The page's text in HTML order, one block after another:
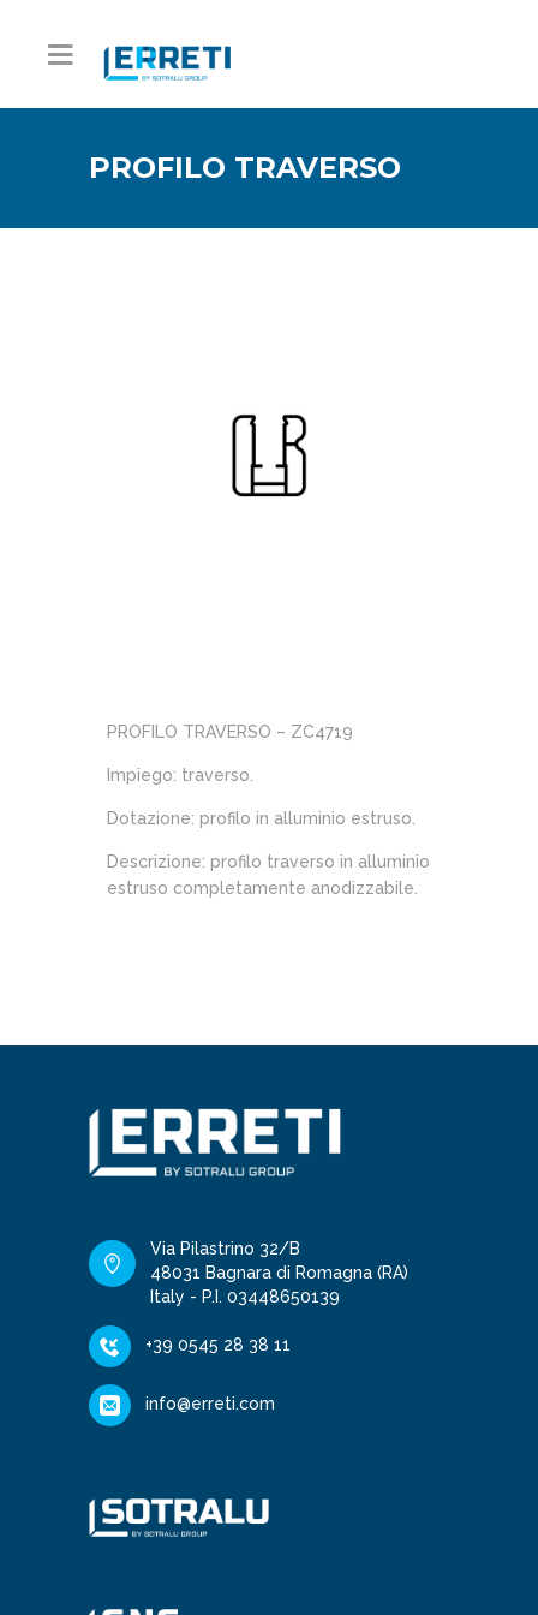
PROFILO TRAVERSO
PROFILO TRAVERSO – ZC4719
Impiego: traverso.
Dotazione: profilo in alluminio estruso.
Descrizione: profilo traverso in alluminio
estruso completamente anodizzabile.
Via Pilastrino 32/B
48031 Bagnara di Romagna (RA)
Italy - P.I. 03448650139
+39 0545 28 38 11
info@erreti.com